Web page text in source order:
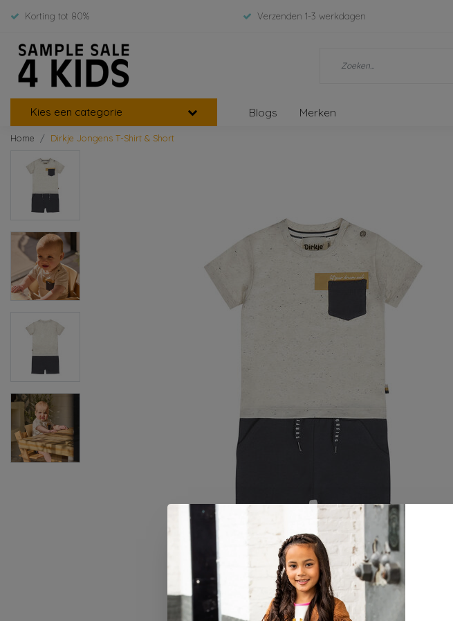
Korting tot 80% Verzenden 1-3 werkdagen
Kies een categorie Blogs Merken
Home Dirkje Jongens T-Shirt & Short